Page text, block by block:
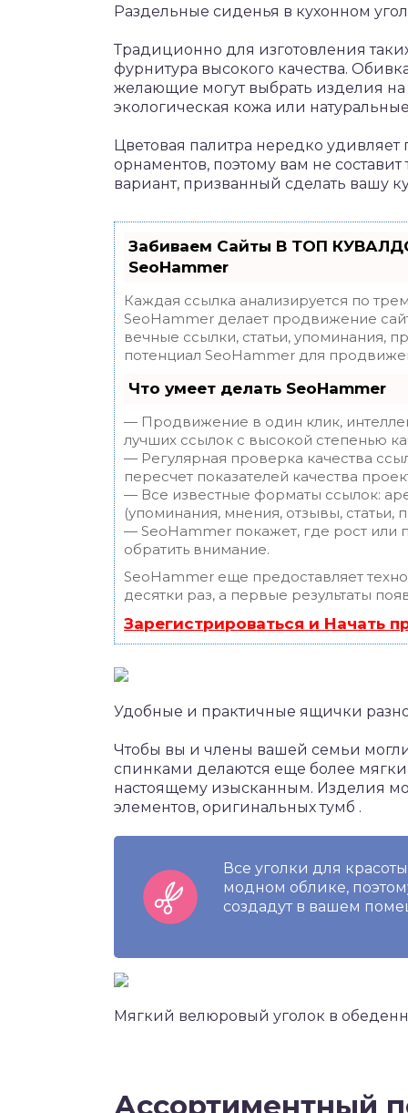
Раздельные сиденья в кухонном
Традиционно для изготовления
фурнитура высокого качества.
желающие могут выбрать изделия на
экологическая кожа или
Цветовая палитра нередко
орнаментов, поэтому вам не
вариант, призванный сделать вашу
Забиваем Сайты В ТОП
SeoHammer
Каждая ссылка анализируется по
SeoHammer делает продвижение
вечные ссылки, статьи, упоминания,
потенциал SeoHammer для
Что умеет делать SeoHammer
— Продвижение в один клик,
лучших ссылок с высокой степенью
— Регулярная проверка качества
пересчет показателей качества
— Все известные форматы ссылок:
(упоминания, мнения, отзывы, статьи,
— SeoHammer покажет, где рост или
обратить внимание.
SeoHammer еще предоставляет
десятки раз, а первые результаты
Зарегистрироваться и Начать
Удобные и практичные ящички
Чтобы вы и члены вашей семьи
спинками делаются еще более
настоящему изысканным. Изделия
элементов, оригинальных тумб .
Все уголки для
модном облике,
создадут в вашем
Мягкий велюровый уголок в